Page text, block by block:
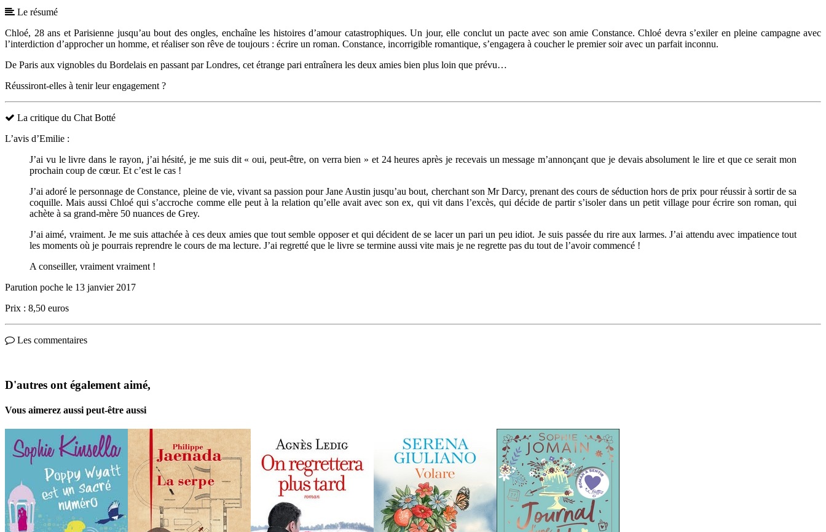
Le résumé
Chloé, 28 ans et Parisienne jusqu’au bout des ongles, enchaîne les histoires d’amour catastrophiques. Un jour, elle conclut un pacte avec son amie Constance. Chloé devra s’exiler en pleine campagne avec
l’interdiction d’approcher un homme, et réaliser son rêve de toujours : écrire un roman. Constance, incorrigible romantique, s’engagera à coucher le premier soir avec un parfait inconnu.
De Paris aux vignobles du Bordelais en passant par Londres, cet étrange pari entraînera les deux amies bien plus loin que prévu…
Réussiront-elles à tenir leur engagement ?
La critique du Chat Botté
L’avis d’Emilie :
J’ai vu le livre dans le rayon, j’ai hésité, je me suis dit « oui, peut-être, on verra bien » et 24 heures après je recevais un message m’annonçant que je devais absolument le lire et que ce serait mon
prochain coup de cœur. Et c’est le cas !
J’ai adoré le personnage de Constance, pleine de vie, vivant sa passion pour Jane Austin jusqu’au bout, cherchant son Mr Darcy, prenant des cours de séduction hors de prix pour réussir à sortir de sa
coquille. Mais aussi Chloé qui s’accroche comme elle peut à la relation qu’elle avait avec son ex, qui vit dans l’excès, qui décide de partir s’isoler dans un petit village pour écrire son roman, qui
achète à sa grand-mère 50 nuances de Grey.
J’ai aimé, vraiment. Je me suis attachée à ces deux amies que tout semble opposer et qui décident de se lacer un pari un peu idiot. Je suis passée du rire aux larmes. J’ai attendu avec impatience tout
les moments où je pourrais reprendre le cours de ma lecture. J’ai regretté que le livre se termine aussi vite mais je ne regrette pas du tout de l’avoir commencé !
A conseiller, vraiment vraiment !
Parution poche le 13 janvier 2017
Prix : 8,50 euros
Les commentaires
D'autres ont également aimé,
Vous aimerez aussi peut-être aussi